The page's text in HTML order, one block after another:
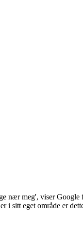
nær meg', viser
i sitt eget område er